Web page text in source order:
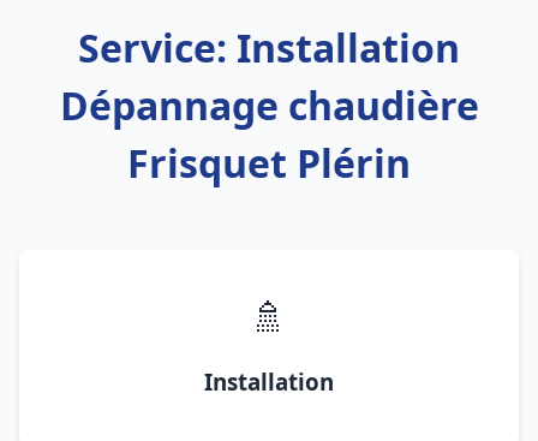
Service: Installation
Dépannage chaudière
Frisquet Plérin
🚿
Installation